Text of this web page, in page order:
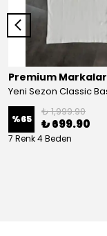
Premium Markalar
%65
₺ 1,999.90
₺ 699.90
7 Renk 4 Beden